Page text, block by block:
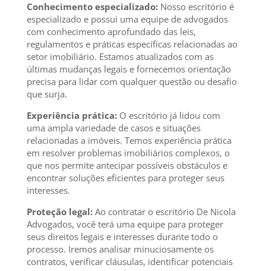
Conhecimento especializado:Nosso escritório é
especializado e possui uma equipe de advogados
com conhecimento aprofundado das leis,
regulamentos e práticas específicas relacionadas ao
setor imobiliário. Estamos atualizados com as
últimas mudanças legais e fornecemos orientação
precisa para lidar com qualquer questão ou desafio
que surja.
Experiência prática:O escritório já lidou com
uma ampla variedade de casos e situações
relacionadas a imóveis. Temos experiência prática
em resolver problemas imobiliários complexos, o
que nos permite antecipar possíveis obstáculos e
encontrar soluções eficientes para proteger seus
interesses.
Proteção legal:Ao contratar o escritório De Nicola
Advogados, você terá uma equipe para proteger
seus direitos legais e interesses durante todo o
processo. Iremos analisar minuciosamente os
contratos, verificar cláusulas, identificar potenciais